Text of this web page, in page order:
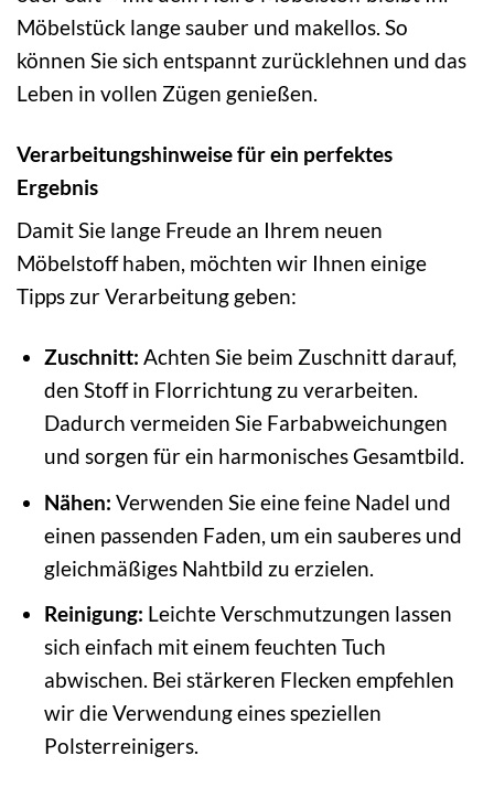
Möbelstück lange sauber und makellos. So
können Sie sich entspannt zurücklehnen und das
Leben in vollen Zügen genießen.
Verarbeitungshinweise für ein perfektes
Ergebnis
Damit Sie lange Freude an Ihrem neuen
Möbelstoff haben, möchten wir Ihnen einige
Tipps zur Verarbeitung geben:
Zuschnitt: Achten Sie beim Zuschnitt darauf,
den Stoff in Florrichtung zu verarbeiten.
Dadurch vermeiden Sie Farbabweichungen
und sorgen für ein harmonisches Gesamtbild.
Nähen: Verwenden Sie eine feine Nadel und
einen passenden Faden, um ein sauberes und
gleichmäßiges Nahtbild zu erzielen.
Reinigung: Leichte Verschmutzungen lassen
sich einfach mit einem feuchten Tuch
abwischen. Bei stärkeren Flecken empfehlen
wir die Verwendung eines speziellen
Polsterreinigers.